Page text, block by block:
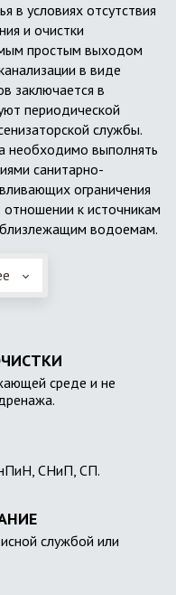
в условиях отсутствия
и очистки
простым выходом
в виде
заключается в
периодической
службы.
необходимо выполнять
санитарно-
ограничения
к источникам
водоемам.
среде и не
СНиП, СП.
службой или